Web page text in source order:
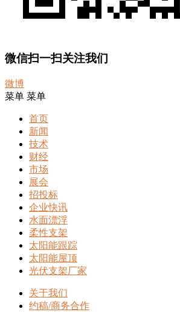
微信扫一扫关注我们
微博
菜单 菜单
首页
新闻
技术
财经
市场
展会
招投标
企业快讯
水面漂浮
柔性支架
太阳能跟踪
太阳能屋顶
光伏支架厂家
关于我们
约稿/商务合作